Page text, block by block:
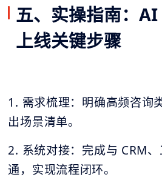
五、实操指南：
上线关键步骤
1. 需求梳理：明确高频咨询
出场景清单。
2. 系统对接：完成与 CRM
通，实现流程闭环。